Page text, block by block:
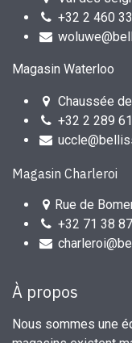
+32 2 460
Magasin Waterloo
Chaussée
+32 2 289
Magasin Charleroi
Rue de
+32 71 38
À propos
Nous sommes une